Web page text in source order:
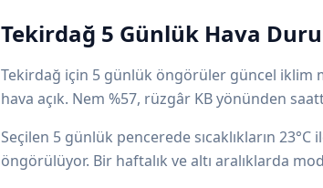
Tekirdağ 5 Günlük Hava
Tekirdağ için 5 günlük öngörüler güncel iklim
hava açık. Nem %57, rüzgâr KB yönünden
Seçilen 5 günlük pencerede sıcaklıkların 23°C
öngörülüyor. Bir haftalık ve altı aralıklarda